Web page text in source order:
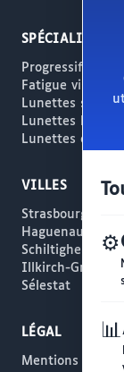
SPÉCIALITÉS
Progressifs /
Fatigue visuelle
Lunettes
Lunettes haut
Lunettes
VILLES
Strasbourg
Haguenau
Schiltigheim
Illkirch-
Sélestat
LÉGAL
Mentions légales
⚙️
📊